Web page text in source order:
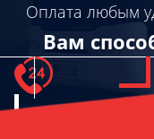
Оплата любым
Вам